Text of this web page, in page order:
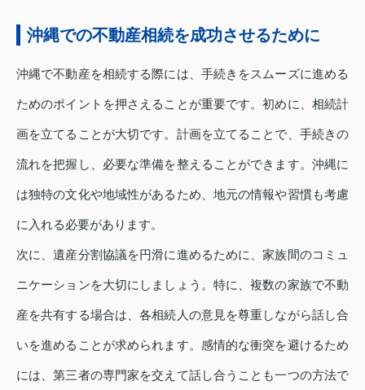
沖縄での不動産相続を成功させるために
沖縄で不動産を相続する際には、手続きをスムーズに進める
ためのポイントを押さえることが重要です。初めに、相続計
画を立てることが大切です。計画を立てることで、手続きの
流れを把握し、必要な準備を整えることができます。沖縄に
は独特の文化や地域性があるため、地元の情報や習慣も考慮
に入れる必要があります。
次に、遺産分割協議を円滑に進めるために、家族間のコミュ
ニケーションを大切にしましょう。特に、複数の家族で不動
産を共有する場合は、各相続人の意見を尊重しながら話し合
いを進めることが求められます。感情的な衝突を避けるため
には、第三者の専門家を交えて話し合うことも一つの方法で